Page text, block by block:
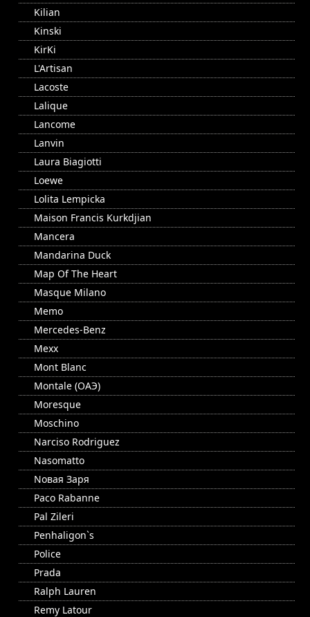
Kilian
Kinski
KirKi
L'Artisan
Lacoste
Lalique
Lancome
Lanvin
Laura Biagiotti
Loewe
Lolita Lempicka
Maison Francis Kurkdjian
Mancera
Mandarina Duck
Map Of The Heart
Masque Milano
Memo
Mercedes-Benz
Mexx
Mont Blanc
Montale (ОАЭ)
Moresque
Moschino
Narciso Rodriguez
Nasomatto
Nовая Заря
Paco Rabanne
Pal Zileri
Penhaligon`s
Police
Prada
Ralph Lauren
Remy Latour